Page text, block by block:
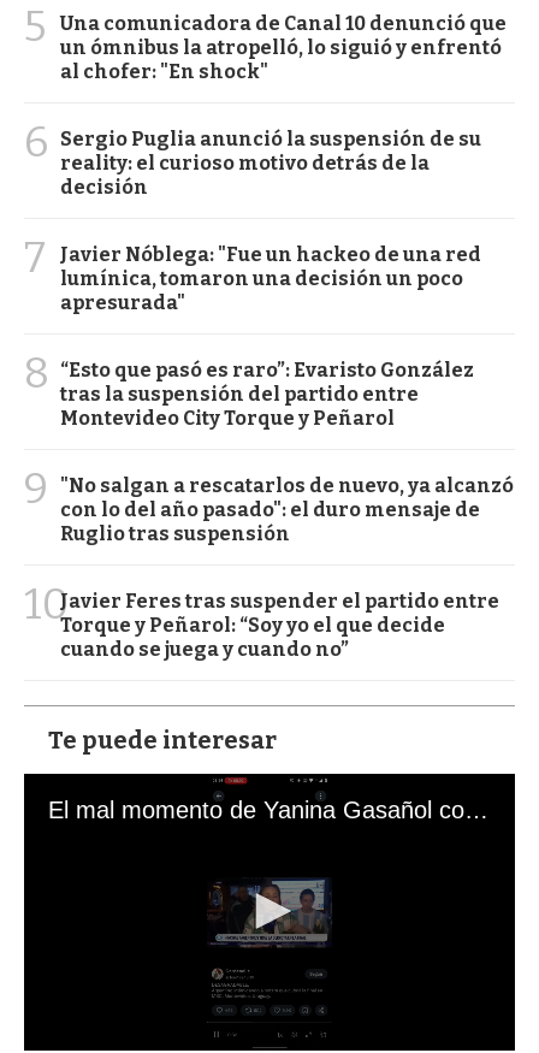
5
Una comunicadora de Canal 10 denunció que
un ómnibus la atropelló, lo siguió y enfrentó
al chofer: "En shock"
6
Sergio Puglia anunció la suspensión de su
reality: el curioso motivo detrás de la
decisión
7
Javier Nóblega: "Fue un hackeo de una red
lumínica, tomaron una decisión un poco
apresurada"
8
“Esto que pasó es raro”: Evaristo González
tras la suspensión del partido entre
Montevideo City Torque y Peñarol
9
"No salgan a rescatarlos de nuevo, ya alcanzó
con lo del año pasado": el duro mensaje de
Ruglio tras suspensión
10Javier Feres tras suspender el partido entre
Torque y Peñarol: “Soy yo el que decide
cuando se juega y cuando no”
Te puede interesar
El mal momento de Yanina Gasañol con un hincha argentino en "Subrayado"